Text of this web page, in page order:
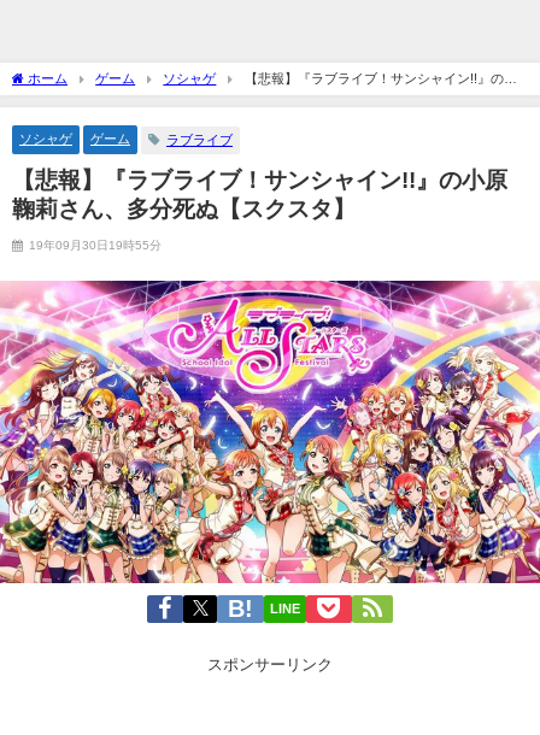
ホーム ゲーム ソシャゲ
【悲報】『ラブライブ！サンシャイン!!』の小
原鞠莉さん、多分死ぬ【スクスタ】
ソシャゲ ゲーム ラブライブ
【悲報】『ラブライブ！サンシャイン!!』の小原
鞠莉さん、多分死ぬ【スクスタ】
19年09月30日19時55分
LINE
スポンサーリンク